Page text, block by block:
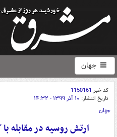
جهان
کد خبر 1150161
تاریخ انتشار: ۱۰ آذر ۱۳۹۹ - ۱۴:۳۲
جهان
ارتش روسیه در مقابله